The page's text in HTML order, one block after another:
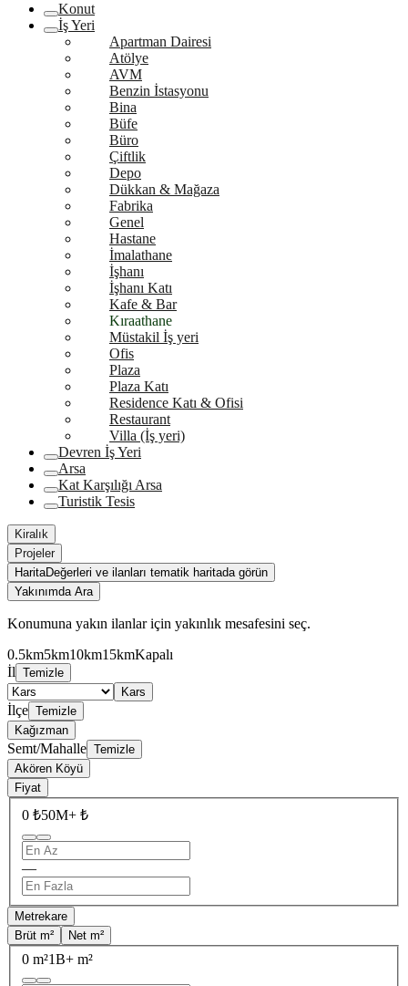
Konut
İş Yeri
Apartman Dairesi
Atölye
AVM
Benzin İstasyonu
Bina
Büfe
Büro
Çiftlik
Depo
Dükkan & Mağaza
Fabrika
Genel
Hastane
İmalathane
İşhanı
İşhanı Katı
Kafe & Bar
Kıraathane
Müstakil İş yeri
Ofis
Plaza
Plaza Katı
Residence Katı & Ofisi
Restaurant
Villa (İş yeri)
Devren İş Yeri
Arsa
Kat Karşılığı Arsa
Turistik Tesis
Kiralık
Projeler
HaritaDeğerleri ve ilanları tematik haritada görün
Yakınımda Ara
Konumuna yakın ilanlar için yakınlık mesafesini seç.
0.5km5km10km15kmKapalı
İl Temizle
Kars
İlçe Temizle
Kağızman
Semt/Mahalle Temizle
Akören Köyü
Fiyat
0 ₺50M+ ₺
—
Metrekare
Brüt m²
Net m²
0 m²1B+ m²